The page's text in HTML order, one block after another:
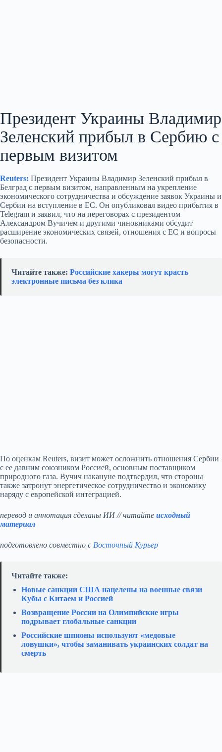
Президент Украины Владимир
Зеленский прибыл в Сербию с
первым визитом
Reuters: Президент Украины Владимир Зеленский прибыл в
Белград с первым визитом, направленным на укрепление
экономического сотрудничества и обсуждение заявок Украины и
Сербии на вступление в ЕС. Он опубликовал видео прибытия в
Telegram и заявил, что на переговорах с президентом
Александром Вучичем и другими чиновниками обсудит
расширение экономических связей, отношения с ЕС и вопросы
безопасности.
Читайте также: Российские хакеры могут красть
электронные письма без клика
По оценкам Reuters, визит может осложнить отношения Сербии
с ее давним союзником Россией, основным поставщиком
природного газа. Вучич накануне подтвердил, что стороны
также затронут энергетическое сотрудничество и экономику
наряду с европейской интеграцией.
перевод и аннотация сделаны ИИ // читайте исходный
материал
подготовлено совместно с Восточный Курьер
Читайте также:
Новые санкции США нацелены на военные связи
Кубы с Китаем и Россией
Возвращение России на Олимпийские игры
подрывает глобальные санкции
Российские шпионы используют «медовые
ловушки», чтобы заманивать украинских солдат на
смерть